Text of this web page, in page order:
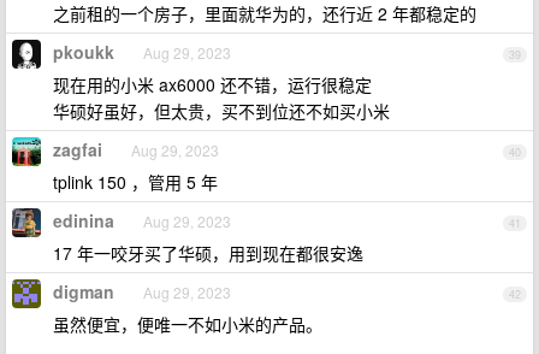
之前租的一个房子，里面就华为的，还行近 2 年都稳定的
39
pkoukk Aug 29, 2023
现在用的小米 ax6000 还不错，运行很稳定
华硕好虽好，但太贵，买不到位还不如买小米
40
zagfai Aug 29, 2023
tplink 150 ，管用 5 年
41
edinina Aug 29, 2023
17 年一咬牙买了华硕，用到现在都很安逸
42
digman Aug 29, 2023
虽然便宜，便唯一不如小米的产品。